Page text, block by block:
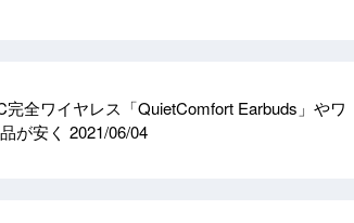
全ワイヤレス「QuietComfort Earbuds」やワ
が安く 2021/06/04